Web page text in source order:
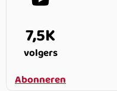
7,5K
volgers
Abonneren